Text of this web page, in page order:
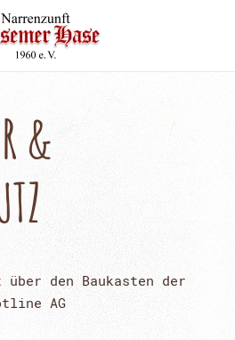
&
über den Baukasten der
AG